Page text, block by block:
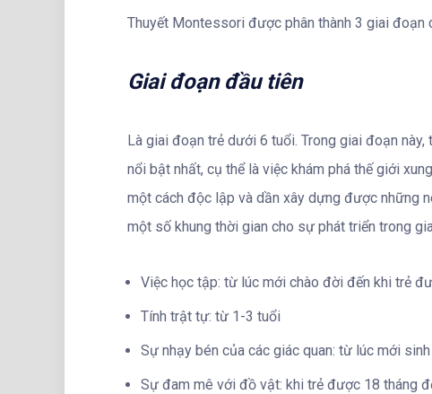
Thuyết Montessori được phân thành 3 giai đoạn
Giai đoạn đầu tiên
Là giai đoạn trẻ dưới 6 tuổi. Trong giai đoạn
nổi bật nhất, cụ thể là việc khám phá thế giới
một cách độc lập và dần xây dựng được những
một số khung thời gian cho sự phát triển trong
Việc học tập: từ lúc mới chào đời đến khi trẻ
Tính trật tự: từ 1-3 tuổi
Sự nhạy bén của các giác quan: từ lúc mới
Sự đam mê với đồ vật: khi trẻ được 18 tháng